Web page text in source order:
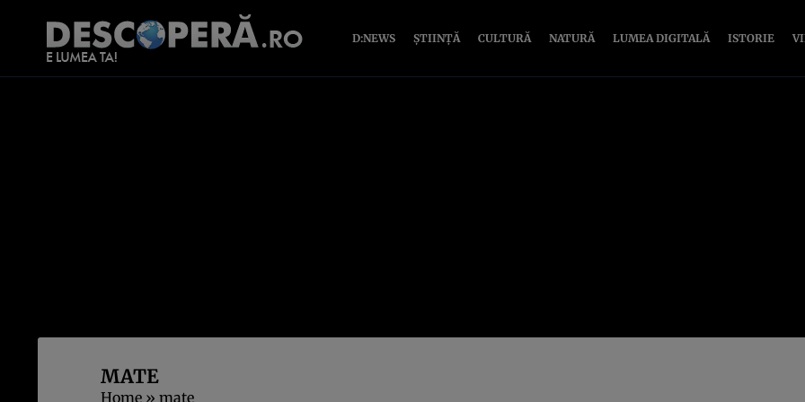
D:NEWS ȘTIINȚĂ CULTURĂ NATURĂ LUMEA DIGITALĂ ISTORIE
MATE
Home » mate